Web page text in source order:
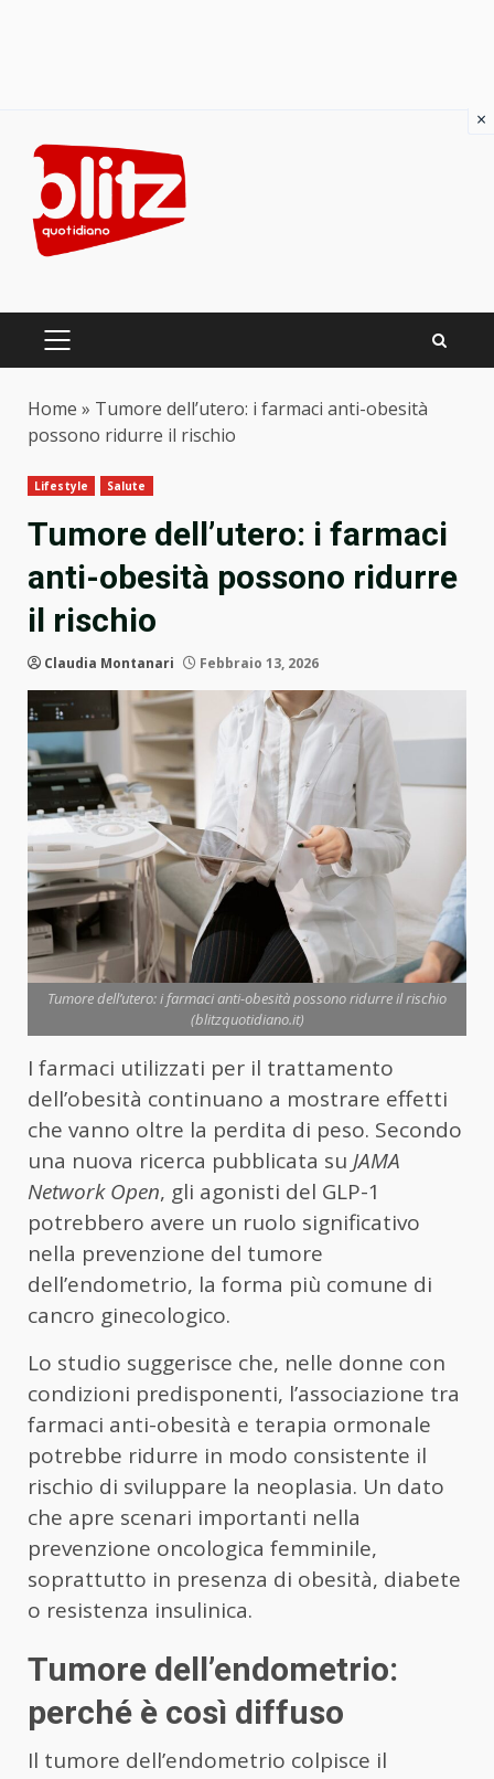
content
PRIMARY
Home » Tumore dell’utero: i farmaci anti-obesità
possono ridurre il rischio
Lifestyle Salute
Tumore dell’utero: i farmaci
anti-obesità possono ridurre
il rischio
Claudia Montanari Febbraio 13, 2026
Tumore dell’utero: i farmaci anti-obesità possono ridurre il rischio
(blitzquotidiano.it)
I farmaci utilizzati per il trattamento
dell’obesità continuano a mostrare effetti
che vanno oltre la perdita di peso. Secondo
una nuova ricerca pubblicata su JAMA
Network Open, gli agonisti del GLP-1
potrebbero avere un ruolo significativo
nella prevenzione del tumore
dell’endometrio, la forma più comune di
cancro ginecologico.
Lo studio suggerisce che, nelle donne con
condizioni predisponenti, l’associazione tra
farmaci anti-obesità e terapia ormonale
potrebbe ridurre in modo consistente il
rischio di sviluppare la neoplasia. Un dato
che apre scenari importanti nella
prevenzione oncologica femminile,
soprattutto in presenza di obesità, diabete
o resistenza insulinica.
Tumore dell’endometrio:
perché è così diffuso
Il tumore dell’endometrio colpisce il
×